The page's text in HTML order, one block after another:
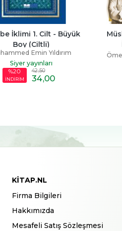
Müslümanlık İnce
İnsanlıktır
Ömer Tuğrul İnançer
Sufi Kitap
13
KITAP.NL
Firma Bilgileri
Hakkımızda
Mesafeli Satış Sözleşmesi